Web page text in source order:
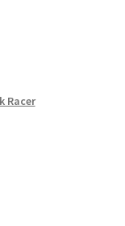
Racer